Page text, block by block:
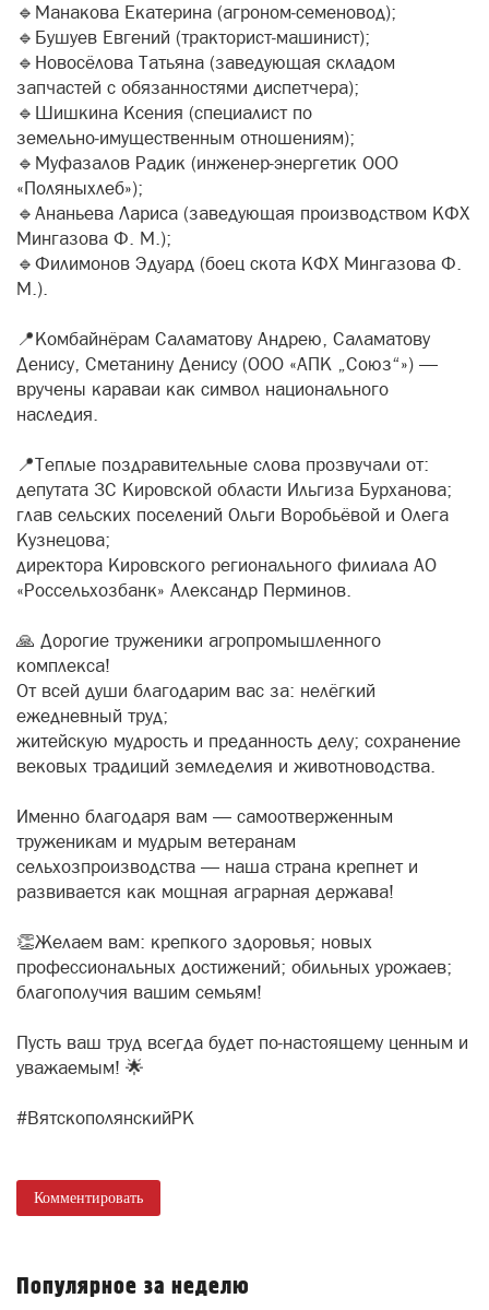
🔹Манакова Екатерина (агроном‑семеновод);
🔹Бушуев Евгений (тракторист‑машинист);
🔹Новосёлова Татьяна (заведующая складом
запчастей с обязанностями диспетчера);
🔹Шишкина Ксения (специалист по
земельно‑имущественным отношениям);
🔹Муфазалов Радик (инженер‑энергетик ООО
«Поляныхлеб»);
🔹Ананьева Лариса (заведующая производством КФХ
Мингазова Ф. М.);
🔹Филимонов Эдуард (боец скота КФХ Мингазова Ф.
М.).
📍Комбайнёрам Саламатову Андрею, Саламатову
Денису, Сметанину Денису (ООО «АПК „Союз“») —
вручены караваи как символ национального
наследия.
📍Теплые поздравительные слова прозвучали от:
депутата ЗС Кировской области Ильгиза Бурханова;
глав сельских поселений Ольги Воробьёвой и Олега
Кузнецова;
директора Кировского регионального филиала АО
«Россельхозбанк» Александр Перминов.
🙏 Дорогие труженики агропромышленного
комплекса!
От всей души благодарим вас за: нелёгкий
ежедневный труд;
житейскую мудрость и преданность делу; сохранение
вековых традиций земледелия и животноводства.
Именно благодаря вам — самоотверженным
труженикам и мудрым ветеранам
сельхозпроизводства — наша страна крепнет и
развивается как мощная аграрная держава!
👏Желаем вам: крепкого здоровья; новых
профессиональных достижений; обильных урожаев;
благополучия вашим семьям!
Пусть ваш труд всегда будет по‑настоящему ценным и
уважаемым! 🌟
#ВятскополянскийРК
Комментировать
Популярное за неделю